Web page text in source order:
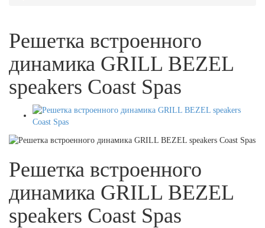
Решетка встроенного
динамика GRILL BEZEL
speakers Coast Spas
Решетка встроенного
динамика GRILL BEZEL
speakers Coast Spas